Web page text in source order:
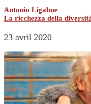
Antonio Ligabue
La ricchezza della
23 avril 2020